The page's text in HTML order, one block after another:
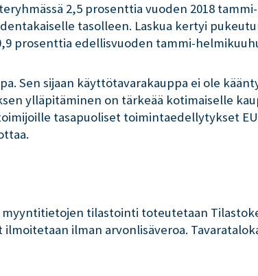
2,5 prosenttia vuoden 2018
tasolleen. Laskua kertyi
prosenttia edellisvuoden tammi-
Sen sijaan käyttötavarakauppa ei ole
ylläpitäminen on tärkeää kotimaiselle
tasapuoliset toimintaedellytykset
tilastointi toteutetaan
ilman arvonlisäveroa.